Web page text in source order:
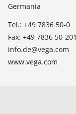
Blog
Germania
Tel.: +49 7836 50-0
Fax: +49 7836 50-201
info.de@vega.com
www.vega.com